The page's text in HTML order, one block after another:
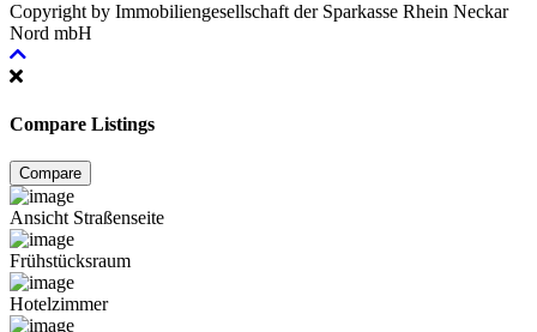
Copyright by Immobiliengesellschaft der Sparkasse Rhein Neckar
Nord mbH
Compare Listings
Compare
Ansicht Straßenseite
Frühstücksraum
Hotelzimmer